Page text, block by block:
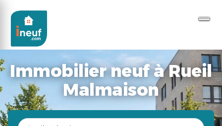
Immobilier neuf à Rueil
Malmaison